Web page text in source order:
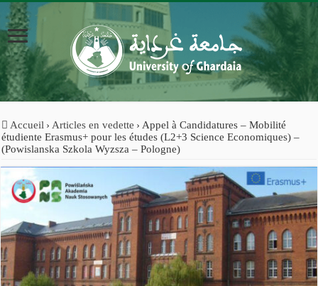
Accueil › Articles en vedette › Appel à Candidatures – Mobilité
étudiente Erasmus+ pour les études (L2+3 Science Economiques) –
(Powislanska Szkola Wyzsza – Pologne)